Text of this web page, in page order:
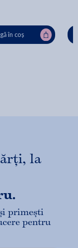
în coș
la
primești
pentru